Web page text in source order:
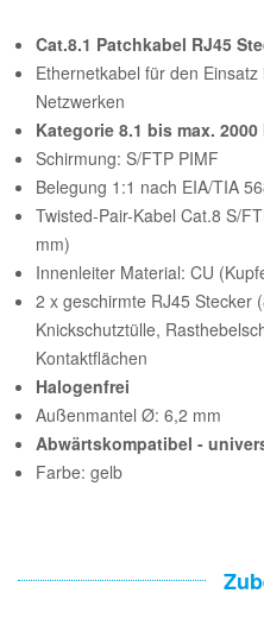
Cat.8.1 Patchkabel RJ45
Ethernetkabel für den
Netzwerken
Kategorie 8.1 bis max. 2000
Schirmung: S/FTP PIMF
Belegung 1:1 nach EIA/TIA
Twisted-Pair-Kabel Cat.8 S/
mm)
Innenleiter Material: CU
2 x geschirmte RJ45 Stecker
Knickschutztülle,
Kontaktflächen
Halogenfrei
Außenmantel Ø: 6,2 mm
Abwärtskompatibel -
Farbe: gelb